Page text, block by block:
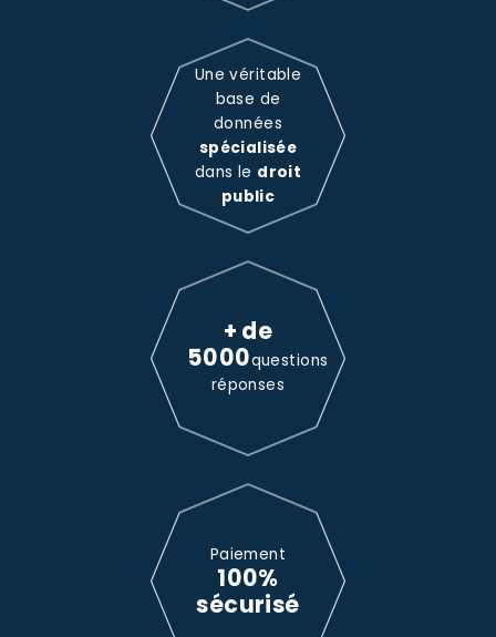
Une véritable
base de
données
spécialisée
dans le droit
public
+ de
5000questions
réponses
Paiement
100%
sécurisé